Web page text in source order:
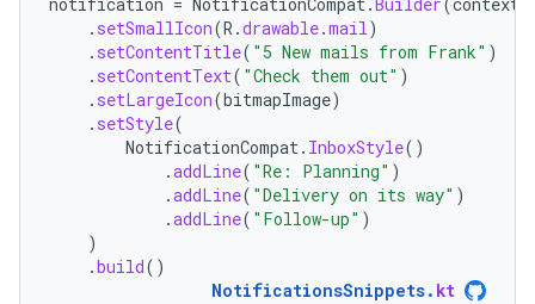
. setSmallIcon(R .drawable.mail)
. setContentTitle( "5 New mails from Frank" )
. setContentText( "Check them out" )
. setLargeIcon(bitmapImage)
. setStyle(
NotificationCompat. InboxStyle()
.addLine( "Re: Planning" )
.addLine( "Delivery on its way" )
.addLine( "Follow-up" )
)
.build()
NotificationsSnippets. kt